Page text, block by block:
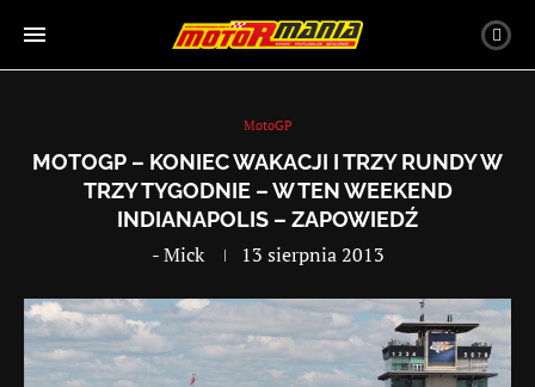
MotoGP
MOTOGP – KONIEC WAKACJI I TRZY RUNDY W
TRZY TYGODNIE – W TEN WEEKEND
INDIANAPOLIS – ZAPOWIEDŹ
-Mick 13 sierpnia 2013